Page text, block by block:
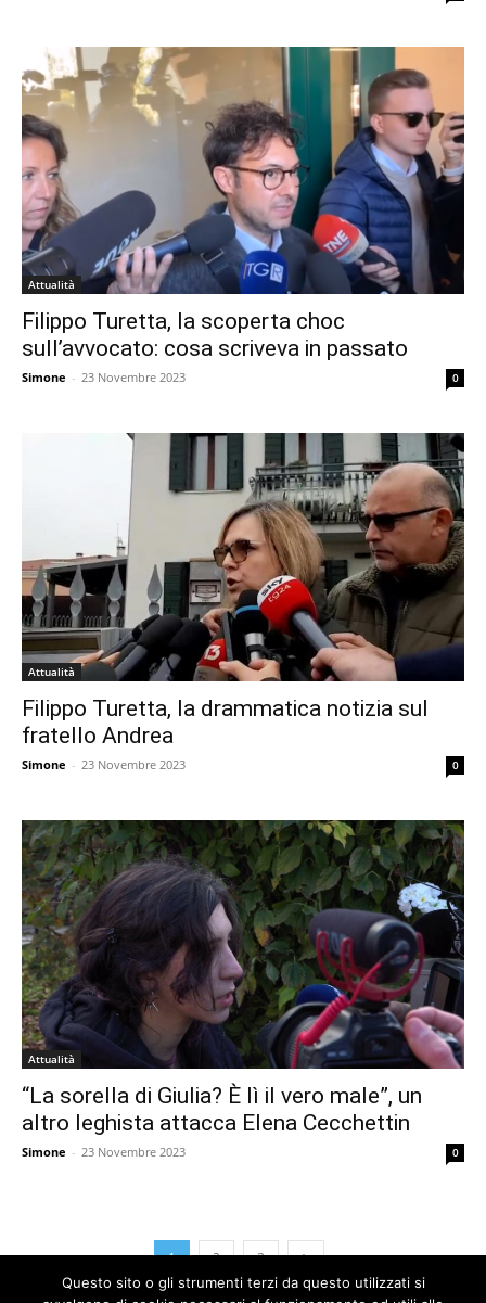
Attualità
Filippo Turetta, la scoperta choc
sull’avvocato: cosa scriveva in passato
Simone - 23 Novembre 2023 0
Attualità
Filippo Turetta, la drammatica notizia sul
fratello Andrea
Simone - 23 Novembre 2023 0
Attualità
“La sorella di Giulia? È lì il vero male”, un
altro leghista attacca Elena Cecchettin
Simone - 23 Novembre 2023 0
1 2 3
Questo sito o gli strumenti terzi da questo utilizzati si